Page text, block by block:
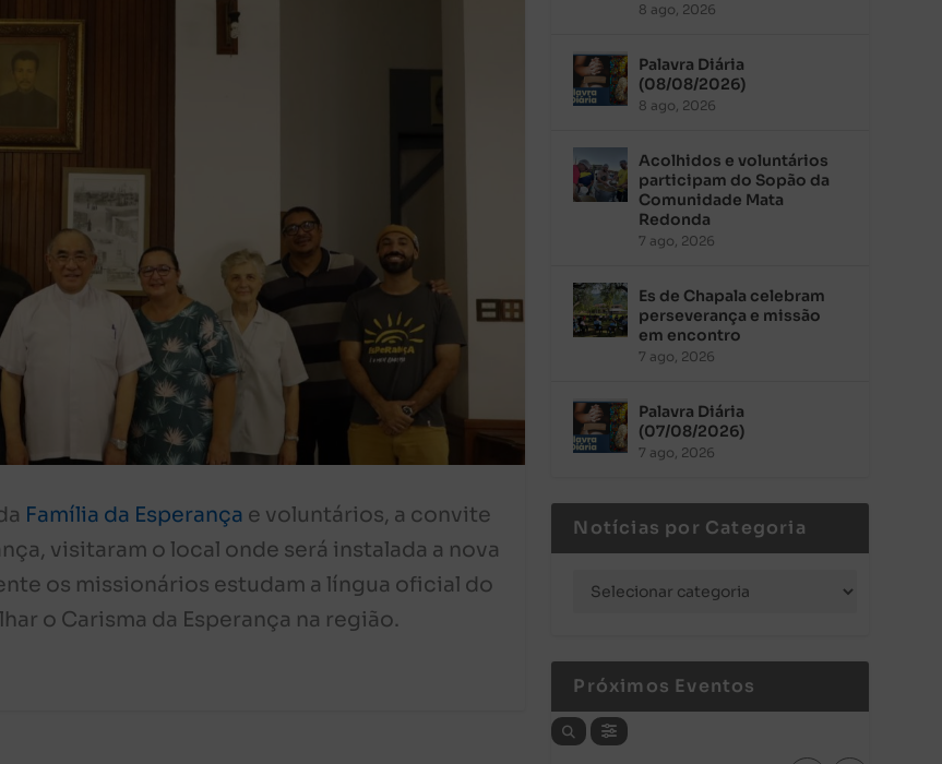
Família da Esperança e voluntários, a convite
visitaram o local onde será instalada a nova
os missionários estudam a língua oficial do
o Carisma da Esperança na região.
8 ago, 2026
Palavra Diária
(08/08/2026)
8 ago, 2026
Acolhidos e voluntários
participam do Sopão da
Comunidade Mata
Redonda
7 ago, 2026
Es de Chapala celebram
perseverança e missão
em encontro
7 ago, 2026
Palavra Diária
(07/08/2026)
7 ago, 2026
Notícias por Categoria
Próximos Eventos